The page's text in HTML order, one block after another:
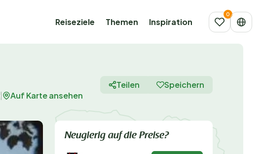
Reiseziele Themen Inspiration
Auf Karte ansehen
Teilen Speichern
Neugierig auf die Preise?